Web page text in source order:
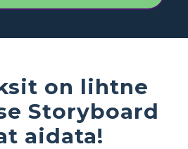
on lihtne
Storyboard
aidata!